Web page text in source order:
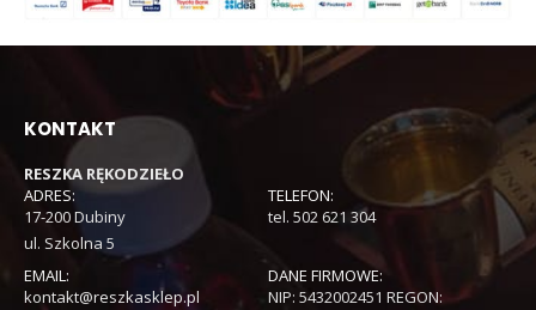
KONTAKT
RESZKA RĘKODZIEŁO
ADRES:
17-200 Dubiny
ul. Szkolna 5
TELEFON:
tel. 502 621 304
EMAIL:
kontakt@reszkasklep.pl
DANE FIRMOWE:
NIP: 5432002451 REGON: